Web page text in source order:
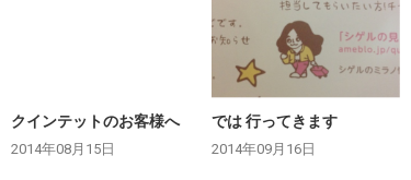
クインテットのお客様へ
2014年08月15日
では 行ってきます
2014年09月16日